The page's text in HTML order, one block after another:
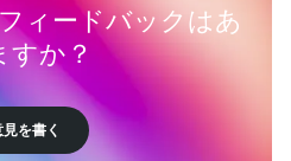
ィードバックはあ
すか？
を書く